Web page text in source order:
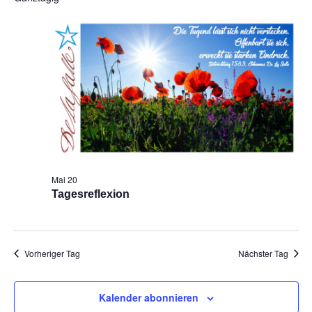
und
Tagesreflexion
Mai 20
Vorheriger Tag Nächster Tag
Kalender abonnieren